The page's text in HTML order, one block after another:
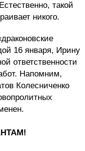
такой
никого.
16 января, Ирину
ответственности
Напомним,
Колесниченко